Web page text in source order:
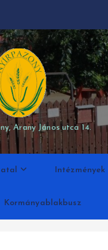
Arany János utca 14.
Intézmények
Kormányablakbusz